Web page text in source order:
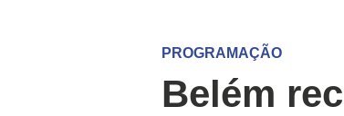
PROGRAMAÇÃO
Belém